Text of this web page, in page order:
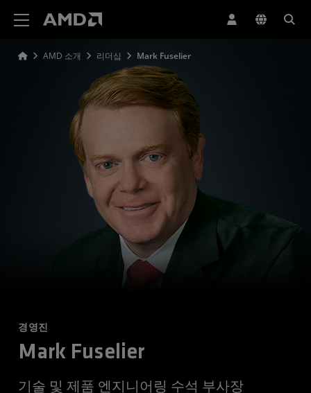
AMD 소개 리더십 Mark Fuselier
경영진
Mark Fuselier
기술 및 제품 엔지니어링 수석 부사장